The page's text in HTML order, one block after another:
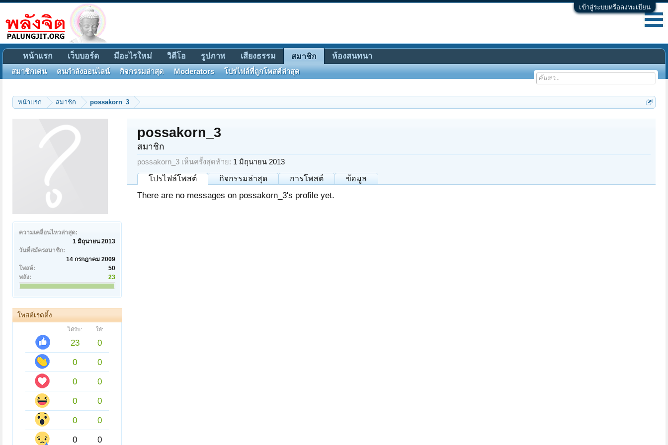
เข้าสู่ระบบหรือลงทะเบียน
หน้าแรก สมาชิก possakorn_3
ความเคลื่อนไหวล่าสุด:
1 มิถุนายน 2013
วันที่สมัครสมาชิก:
14 กรกฎาคม 2009
โพสต์:
50
พลัง:
23
โพสต์เรตติ้ง
ได้รับ: ให้:
23
0
0
0
0
0
0
0
0
0
0
0
possakorn_3
สมาชิก
possakorn_3 เห็นครั้งสุดท้าย: 1 มิถุนายน 2013
โปรไฟล์โพสต์ กิจกรรมล่าสุด การโพสต์ ข้อมูล
There are no messages on possakorn_3's profile yet.
หน้าแรก เว็บบอร์ด มีอะไรใหม่ วิดีโอ รูปภาพ เสียงธรรม สมาชิก
สมาชิกเด่น คนกำลังออนไลน์ กิจกรรมล่าสุด Moderators โปรไฟล์ที่ถูกโพสต์ล่าสุด
ห้องสนทนา